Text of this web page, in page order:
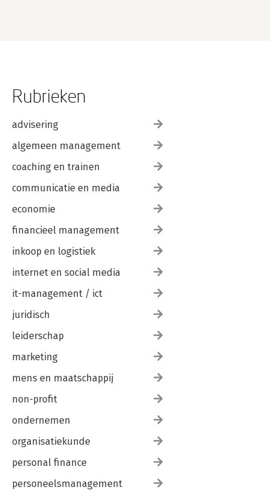
Rubrieken
advisering
algemeen management
coaching en trainen
communicatie en media
economie
financieel management
inkoop en logistiek
internet en social media
it-management / ict
juridisch
leiderschap
marketing
mens en maatschappij
non-profit
ondernemen
organisatiekunde
personal finance
personeelsmanagement